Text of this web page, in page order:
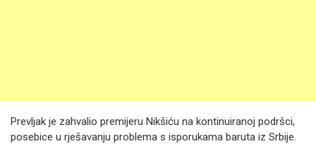
Prevljak je zahvalio premijeru Nikšiću na kontinuiranoj podršci,
posebice u rješavanju problema s isporukama baruta iz Srbije.